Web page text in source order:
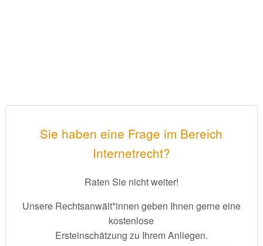
Sie haben eine Frage im Bereich
Internetrecht?
Raten Sie nicht weiter!
Unsere Rechtsanwält*innen geben Ihnen gerne eine
kostenlose
Ersteinschätzung zu Ihrem Anliegen.